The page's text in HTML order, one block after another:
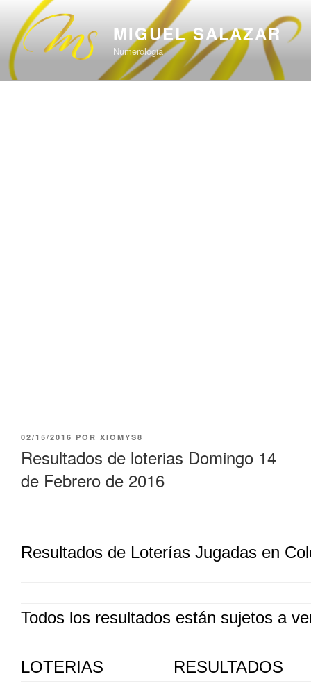
contenido
MIGUEL SALAZAR
Numerologia
PUBLICADO
02/15/2016 POR XIOMYS8
Resultados de loterias Domingo 14
de Febrero de 2016
Resultados de Loterías Jugadas en
Todos los resultados están sujetos a
LOTERIAS RESULTADOS